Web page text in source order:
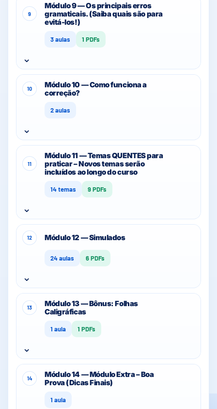
9
Módulo 9 — Os principais erros
gramaticais. (Saiba quais são para
evitá-los!)
3 aulas 1 PDFs
⌄
10
Módulo 10 — Como funciona a
correção?
2 aulas
⌄
11
Módulo 11 — Temas QUENTES para
praticar – Novos temas serão
incluídos ao longo do curso
14 temas 9 PDFs
⌄
12 Módulo 12 — Simulados
24 aulas 6 PDFs
⌄
13
Módulo 13 — Bônus: Folhas
Caligráficas
1 aula 1 PDFs
⌄
14
Módulo 14 — Módulo Extra – Boa
Prova (Dicas Finais)
1 aula